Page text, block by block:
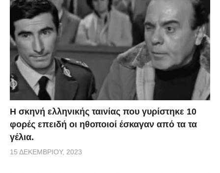
H σκηνή ελληνικής ταινίας που γυρίστηκε 10
φορές επειδή οι ηθοποιοί έσκαγαν από τα τα
γέλια.
15 ΔΕΚΕΜΒΡΊΟΥ, 2023